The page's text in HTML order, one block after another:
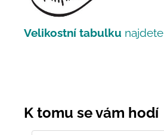
Velikostní tabulku najdete